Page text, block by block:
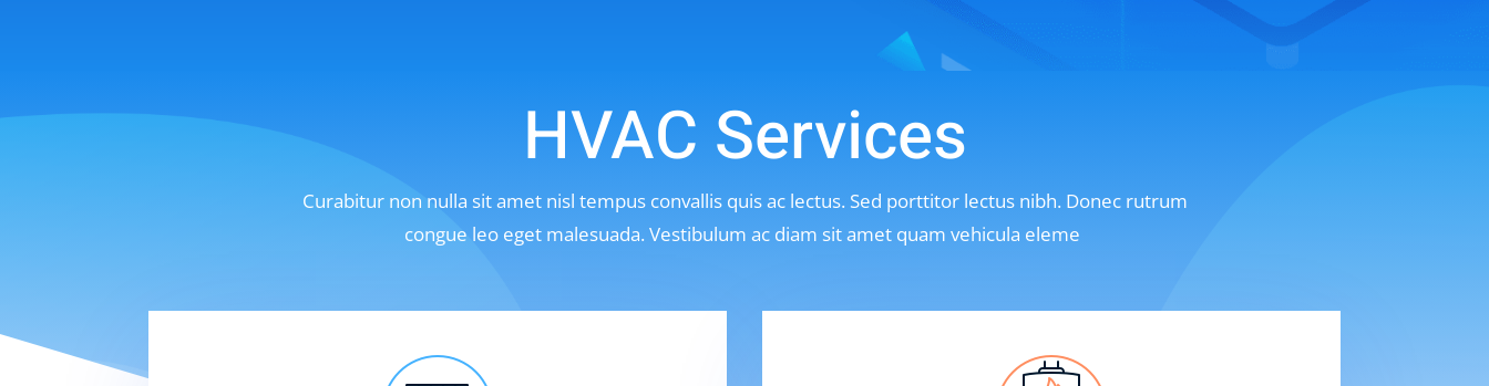
HVAC Services
Curabitur non nulla sit amet nisl tempus convallis quis ac lectus. Sed porttitor lectus nibh. Donec rutrum
congue leo eget malesuada. Vestibulum ac diam sit amet quam vehicula eleme